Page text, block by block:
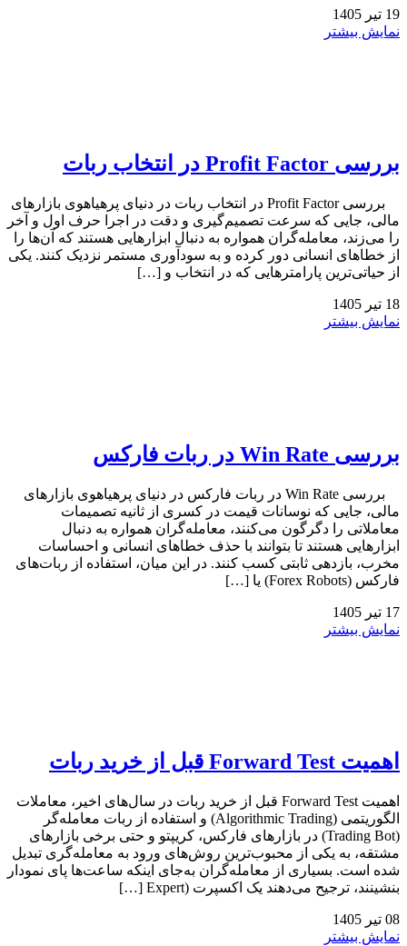
19 تیر 1405
نمایش بیشتر
بررسی Profit Factor در انتخاب ربات
بررسی Profit Factor در انتخاب ربات در دنیای پرهیاهوی بازارهای
مالی، جایی که سرعت تصمیم‌گیری و دقت در اجرا حرف اول و آخر
را می‌زند، معامله‌گران همواره به دنبال ابزارهایی هستند که آن‌ها را
از خطاهای انسانی دور کرده و به سودآوری مستمر نزدیک کنند. یکی
از حیاتی‌ترین پارامترهایی که در انتخاب و […]
18 تیر 1405
نمایش بیشتر
بررسی Win Rate در ربات فارکس
بررسی Win Rate در ربات فارکس در دنیای پرهیاهوی بازارهای
مالی، جایی که نوسانات قیمت در کسری از ثانیه تصمیمات
معاملاتی را دگرگون می‌کنند، معامله‌گران همواره به دنبال
ابزارهایی هستند تا بتوانند با حذف خطاهای انسانی و احساسات
مخرب، بازدهی ثابتی کسب کنند. در این میان، استفاده از ربات‌های
فارکس (Forex Robots) یا […]
17 تیر 1405
نمایش بیشتر
اهمیت Forward Test قبل از خرید ربات
اهمیت Forward Test قبل از خرید ربات در سال‌های اخیر، معاملات
الگوریتمی (Algorithmic Trading) و استفاده از ربات معامله‌گر
(Trading Bot) در بازارهای فارکس، کریپتو و حتی برخی بازارهای
مشتقه، به یکی از محبوب‌ترین روش‌های ورود به معامله‌گری تبدیل
شده است. بسیاری از معامله‌گران به‌جای اینکه ساعت‌ها پای نمودار
بنشینند، ترجیح می‌دهند یک اکسپرت (Expert […]
08 تیر 1405
نمایش بیشتر